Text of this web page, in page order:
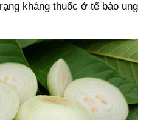
kháng thuốc ở tế bào ung